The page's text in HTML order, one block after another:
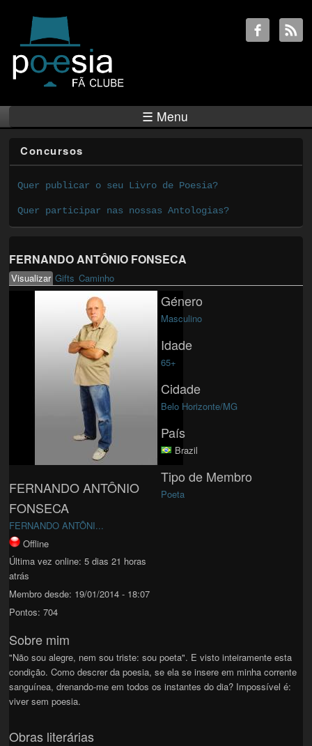
☰ Menu
Concursos
Quer publicar o seu Livro de Poesia?
Quer participar nas nossas Antologias?
FERNANDO ANTÔNIO FONSECA
Primary tabs
Visualizar(active tab)
Gifts Caminho
FERNANDO ANTÔNIO
FONSECA
FERNANDO ANTÔNI...
Offline
Última vez online: 5 dias 21 horas
atrás
Membro desde: 19/01/2014 - 18:07
Pontos: 704
Género
Masculino
Idade
65+
Cidade
Belo Horizonte/MG
País
Brazil
Tipo de Membro
Poeta
Sobre mim
"Não sou alegre, nem sou triste: sou poeta". E visto inteiramente esta
condição. Como descrer da poesia, se ela se insere em minha corrente
sanguínea, drenando-me em todos os instantes do dia? Impossível é:
viver sem poesia.
Obras literárias